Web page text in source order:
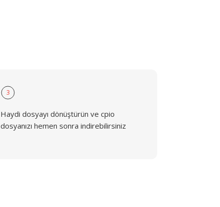
3
Haydi dosyayı dönüştürün ve cpio
dosyanızı hemen sonra indirebilirsiniz